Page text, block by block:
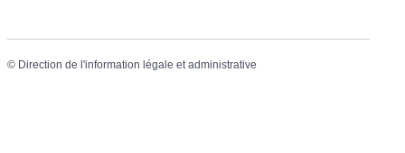
© Direction de l'information légale et administrative